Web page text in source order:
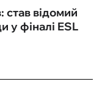
став відомий
у фіналі ESL